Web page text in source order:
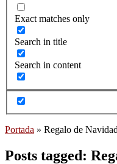
Exact matches only
Search in title
Search in content
Portada » Regalo de Navidad
Posts tagged: